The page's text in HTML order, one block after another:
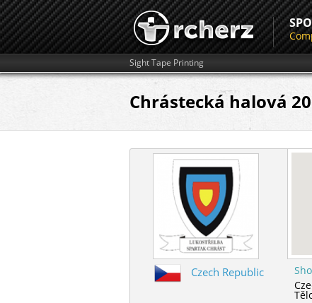
Sight Tape Printing
Chrástecká halová
Czech Republic